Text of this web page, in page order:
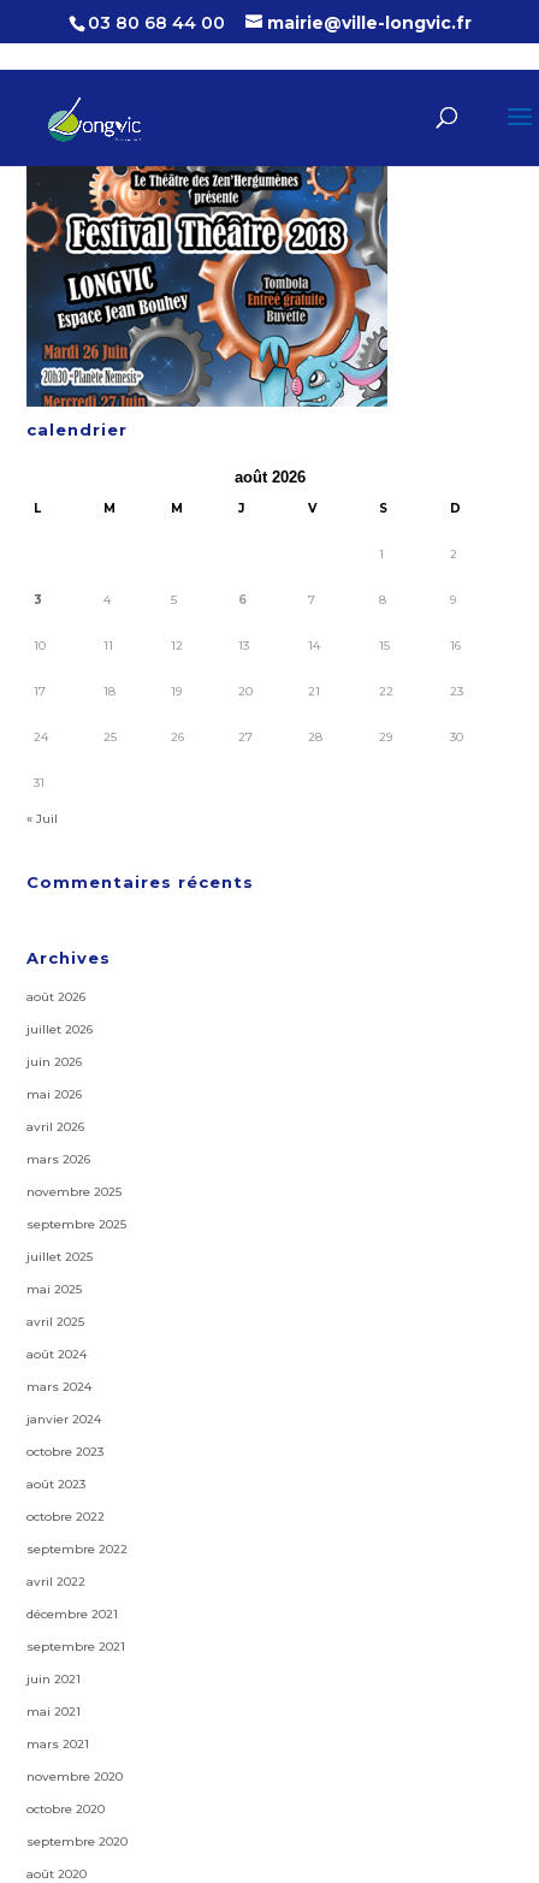
03 80 68 44 00 mairie@ville-longvic.fr
calendrier
août 2026
L M M J V S D
1 2
3 4 5 6 7 8 9
10 11 12 13 14 15 16
17 18 19 20 21 22 23
24 25 26 27 28 29 30
31
« Juil
Commentaires récents
Archives
août 2026
juillet 2026
juin 2026
mai 2026
avril 2026
mars 2026
novembre 2025
septembre 2025
juillet 2025
mai 2025
avril 2025
août 2024
mars 2024
janvier 2024
octobre 2023
août 2023
octobre 2022
septembre 2022
avril 2022
décembre 2021
septembre 2021
juin 2021
mai 2021
mars 2021
novembre 2020
octobre 2020
septembre 2020
août 2020